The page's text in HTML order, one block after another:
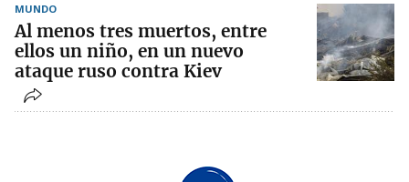
MUNDO
Al menos tres muertos, entre
ellos un niño, en un nuevo
ataque ruso contra Kiev